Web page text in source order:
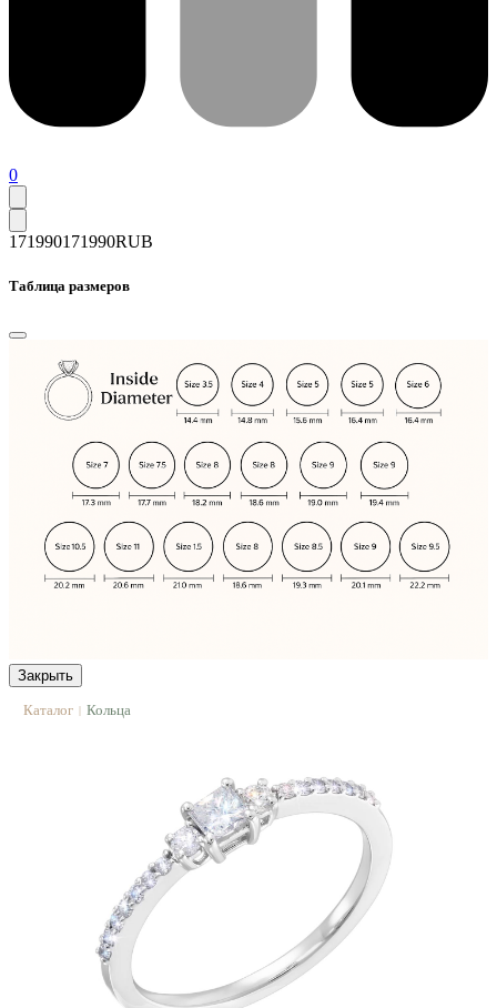
0
171990171990RUB
Таблица размеров
Закрыть
Каталог | Кольца